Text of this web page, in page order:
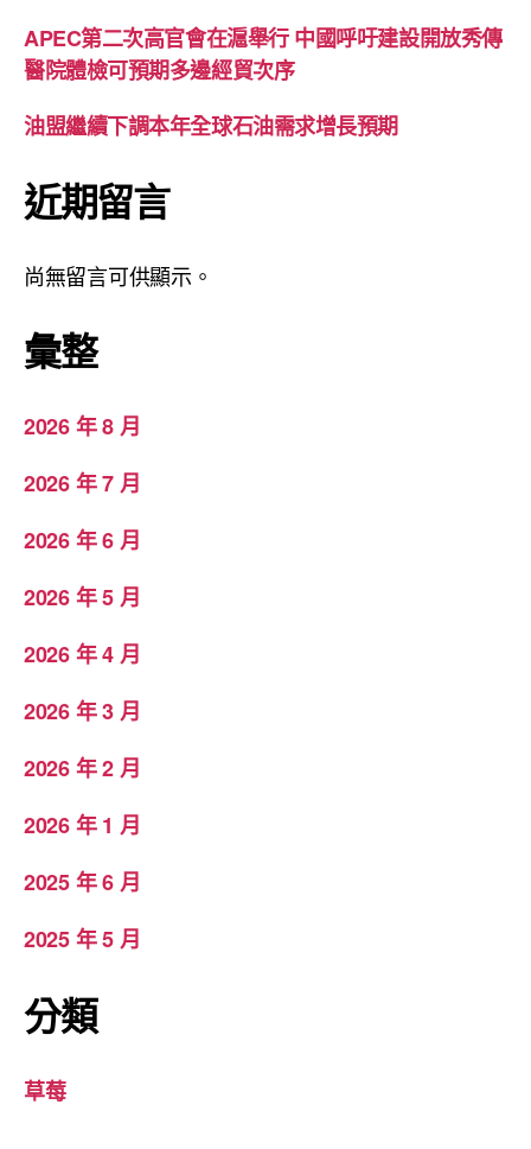
APEC第二次高官會在滬舉行 中國呼吁建設開放秀傳
醫院體檢可預期多邊經貿次序
油盟繼續下調本年全球石油需求增長預期
近期留言
尚無留言可供顯示。
彙整
2026 年 8 月
2026 年 7 月
2026 年 6 月
2026 年 5 月
2026 年 4 月
2026 年 3 月
2026 年 2 月
2026 年 1 月
2025 年 6 月
2025 年 5 月
分類
草莓